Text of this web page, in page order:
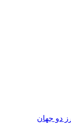
دو جهان